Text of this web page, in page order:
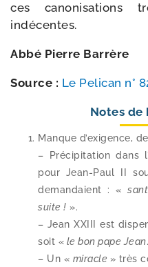
ces cano­ni­sa­tions
indécentes.
Abbé Pierre Barrère
Source : Le Pelican n°
Notes de
Manque d’exi­gence,
– Précipitation dans
pour Jean-​Paul II
deman­daient : «
suite ! ».
– Jean XXIII est
soit « le bon pape Jean
– Un « miracle » très